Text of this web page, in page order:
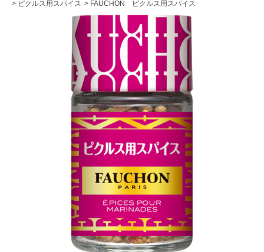
> ピクルス用スパイス > FAUCHON ピクルス用スパイス